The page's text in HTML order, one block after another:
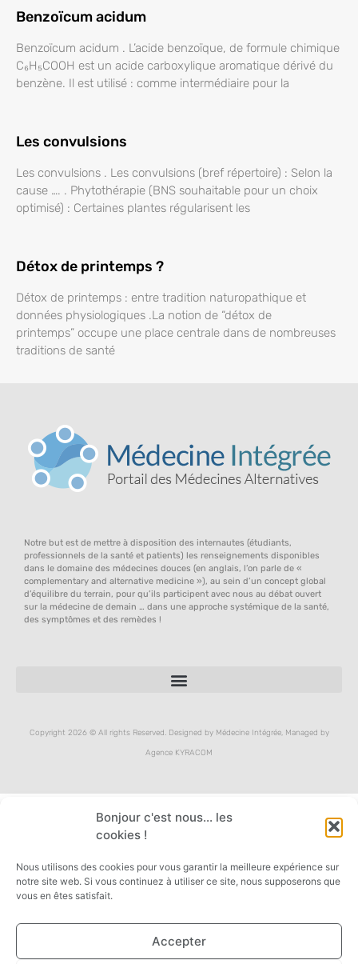
Bonjour c'est nous... les
cookies !
Nous utilisons des cookies pour vous garantir la meilleure expérience sur
notre site web. Si vous continuez à utiliser ce site, nous supposerons que
vous en êtes satisfait.
Accepter
Benzoïcum acidum
Benzoïcum acidum . L’acide benzoïque, de formule chimique
C₆H₅COOH est un acide carboxylique aromatique dérivé du
benzène. Il est utilisé : comme intermédiaire pour la
Les convulsions
Les convulsions . Les convulsions (bref répertoire) : Selon la
cause …. . Phytothérapie (BNS souhaitable pour un choix
optimisé) : Certaines plantes régularisent les
Détox de printemps ?
Détox de printemps : entre tradition naturopathique et
données physiologiques .La notion de “détox de
printemps” occupe une place centrale dans de nombreuses
traditions de santé
Notre but est de mettre à disposition des internautes (étudiants,
professionnels de la santé et patients) les renseignements disponibles
dans le domaine des médecines douces (en anglais, l’on parle de «
complementary and alternative medicine »), au sein d’un concept global
d’équilibre du terrain, pour qu’ils participent avec nous au débat ouvert
sur la médecine de demain … dans une approche systémique de la santé,
des symptômes et des remèdes !
Copyright 2026 © All rights Reserved. Designed by Médecine Intégrée, Managed by
Agence KYRACOM